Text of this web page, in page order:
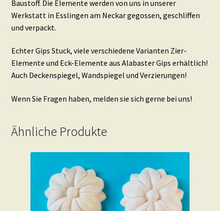
Baustoff. Die Elemente werden von uns in unserer
Werkstatt in Esslingen am Neckar gegossen, geschliffen
und verpackt.
Echter Gips Stuck, viele verschiedene Varianten Zier-
Elemente und Eck-Elemente aus Alabaster Gips erhältlich!
Auch Deckenspiegel, Wandspiegel und Verzierungen!
Wenn Sie Fragen haben, melden sie sich gerne bei uns!
Ähnliche Produkte